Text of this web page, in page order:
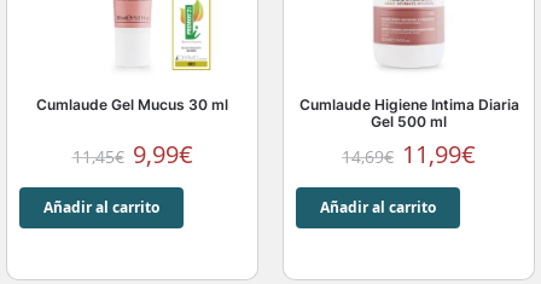
Cumlaude Gel Mucus 30 ml
11,45€ 9,99€
Añadir al carrito
Cumlaude Higiene Intima Diaria
Gel 500 ml
14,69€ 11,99€
Añadir al carrito